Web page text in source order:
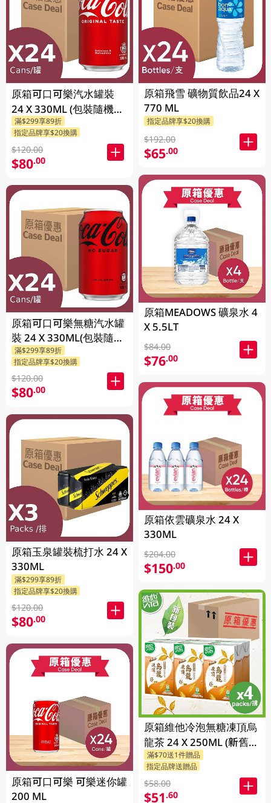
原箱可口可樂汽水罐裝
24 X 330ML (包裝隨機發
送)
滿$299享89折
指定品牌享$20換購
$120.00
$80.00
原箱可口可樂無糖汽水罐
裝 24 X 330ML(包裝隨機
發送)
滿$299享89折
指定品牌享$20換購
$120.00
$80.00
原箱玉泉罐裝梳打水 24 X
330ML
滿$299享89折
指定品牌享$20換購
$120.00
$80.00
原箱可口可樂 可樂迷你罐
200 ML
原箱飛雪 礦物質飲品24 X
770 ML
指定品牌享$20換購
$192.00
$65.00
原箱MEADOWS 礦泉水 4
X 5.5LT
$84.00
$76.00
原箱依雲礦泉水 24 X
330ML
$204.00
$150.00
原箱維他冷泡無糖凍頂烏
龍茶 24 X 250ML (新舊包
裝隨機發貨)
滿$70送1件贈品
指定品牌送贈品
$58.00
$51.60